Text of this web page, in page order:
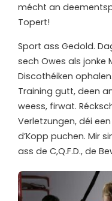
mécht an
Topert!
Sport ass Gedold.
sech Owes als jonke
Discothéiken
Training gutt, deen
weess, firwat.
Verletzungen, déi
d’Kopp puchen. Mir
ass de C,Q.F.D., de